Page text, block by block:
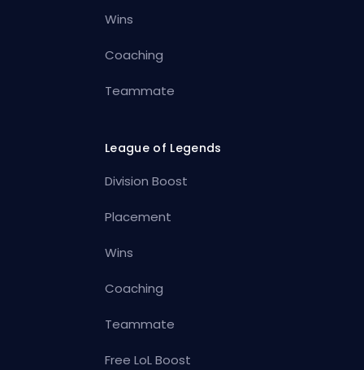
Wins
Coaching
Teammate
League of Legends
Division Boost
Placement
Wins
Coaching
Teammate
Free LoL Boost